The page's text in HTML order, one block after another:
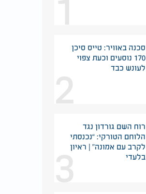
2
סכנה באוויר: טייס סיכן
170 נוסעים וכעת צפוי
לעונש כבד
3
רוח השם גורדון נגד
הלוחם הטורקי: “נכנסתי
לקרב עם אמונה” | ראיון
בלעדי